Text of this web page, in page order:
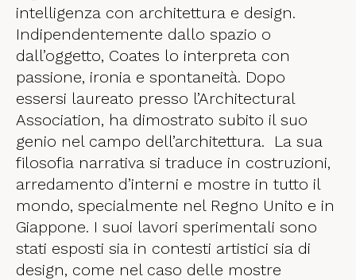
intelligenza con architettura e design.
Indipendentemente dallo spazio o
dall’oggetto, Coates lo interpreta con
passione, ironia e spontaneità. Dopo
essersi laureato presso l’Architectural
Association, ha dimostrato subito il suo
genio nel campo dell’architettura. La sua
filosofia narrativa si traduce in costruzioni,
arredamento d’interni e mostre in tutto il
mondo, specialmente nel Regno Unito e in
Giappone. I suoi lavori sperimentali sono
stati esposti sia in contesti artistici sia di
design, come nel caso delle mostre